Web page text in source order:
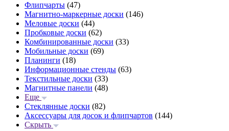
Флипчарты (47)
Магнитно-маркерные доски (146)
Меловые доски (44)
Пробковые доски (62)
Комбинированные доски (33)
Мобильные доски (69)
Планинги (18)
Информационные стенды (63)
Текстильные доски (33)
Магнитные панели (48)
Еще
Стеклянные доски (82)
Аксессуары для досок и флипчартов (144)
Скрыть